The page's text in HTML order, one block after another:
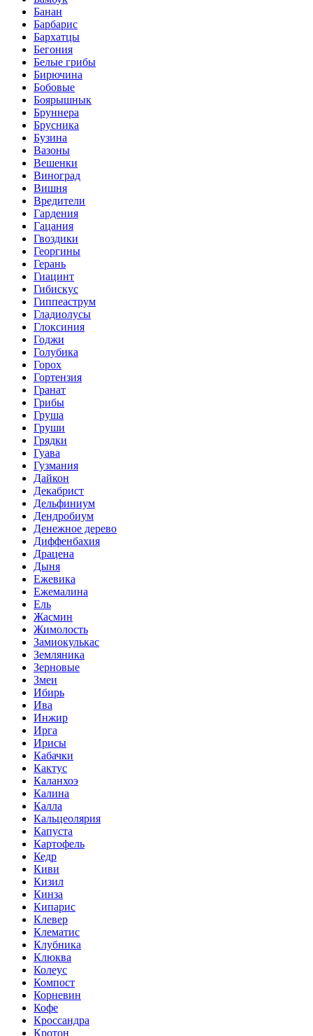
Банан
Барбарис
Бархатцы
Бегония
Белые грибы
Бирючина
Бобовые
Боярышнык
Бруннера
Брусника
Бузина
Вазоны
Вешенки
Виноград
Вишня
Вредители
Гардения
Гацания
Гвоздики
Георгины
Герань
Гиацинт
Гибискус
Гиппеаструм
Гладиолусы
Глоксиния
Годжи
Голубика
Горох
Гортензия
Гранат
Грибы
Груша
Груши
Грядки
Гуава
Гузмания
Дайкон
Декабрист
Дельфиниум
Дендробиум
Денежное дерево
Диффенбахия
Драцена
Дыня
Ежевика
Ежемалина
Ель
Жасмин
Жимолость
Замиокулькас
Земляника
Зерновые
Змеи
Ибирь
Ива
Инжир
Ирга
Ирисы
Кабачки
Кактус
Каланхоэ
Калина
Калла
Кальцеолярия
Капуста
Картофель
Кедр
Киви
Кизил
Кинза
Кипарис
Клевер
Клематис
Клубника
Клюква
Колеус
Компост
Корневин
Кофе
Кроссандра
Кротон